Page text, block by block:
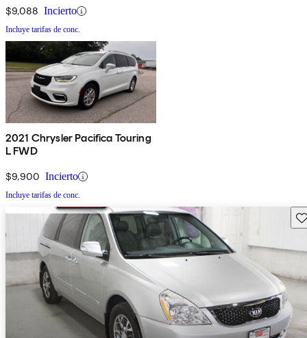
$9,088 Incierto
Incluye tarifas de conc.
2021 Chrysler Pacifica Touring
L FWD
$9,900 Incierto
Incluye tarifas de conc.